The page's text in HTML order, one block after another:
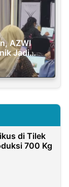
AZWI
Jadi
di Tilek
700 Kg